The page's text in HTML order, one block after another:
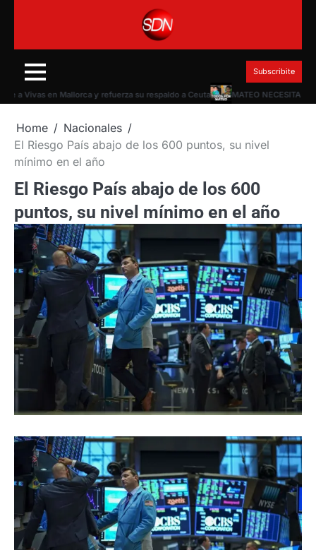
Subscribite
en Mallorca y refuerza su respaldo a Ceuta MATEO NECESITA CUBRIR
Home
Nacionales
El Riesgo País abajo de los 600 puntos, su nivel
mínimo en el año
El Riesgo País abajo de los 600
puntos, su nivel mínimo en el año